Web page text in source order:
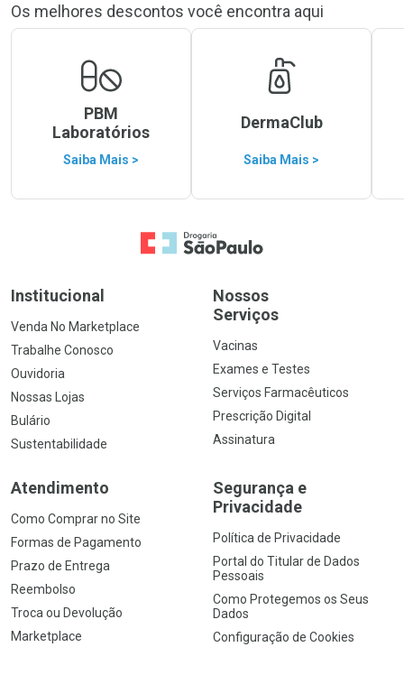
Os melhores descontos você encontra aqui
PBM
Laboratórios
Saiba Mais >
DermaClub
Saiba Mais >
Ir para a Home
Institucional
Venda No Marketplace
Trabalhe Conosco
Ouvidoria
Nossas Lojas
Bulário
Sustentabilidade
Nossos
Serviços
Vacinas
Exames e Testes
Serviços Farmacêuticos
Prescrição Digital
Assinatura
Atendimento
Como Comprar no Site
Formas de Pagamento
Prazo de Entrega
Reembolso
Troca ou Devolução
Marketplace
Segurança e
Privacidade
Política de Privacidade
Portal do Titular de Dados
Pessoais
Como Protegemos os Seus
Dados
Configuração de Cookies